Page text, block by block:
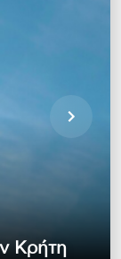
Κρήτη